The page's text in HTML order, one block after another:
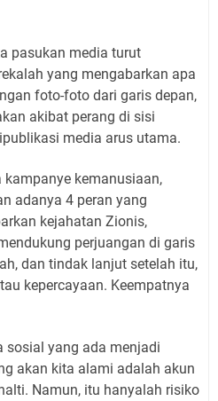
pasukan media turut
yang mengabarkan apa
foto-foto dari garis depan,
akibat perang di sisi
media arus utama.
kemanusiaan,
adanya 4 peran yang
kejahatan Zionis,
perjuangan di garis
dan tindak lanjut setelah itu,
kepercayaan. Keempatnya
sosial yang ada menjadi
akan kita alami adalah akun
Namun, itu hanyalah risiko